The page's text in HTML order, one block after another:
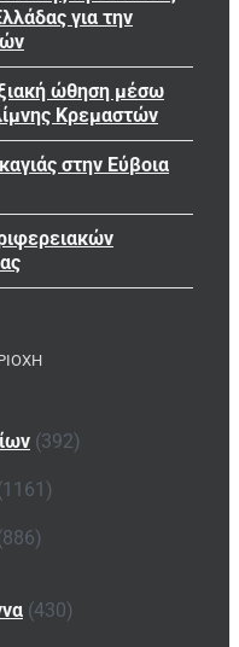
για την
ώθηση μέσω
Κρεμαστών
στην Εύβοια
(392)
(430)